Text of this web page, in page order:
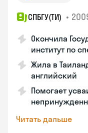
СПБГУ(ТИ) •
Окончила
институт по
Жила в
английский
Помогает
Читать дальше